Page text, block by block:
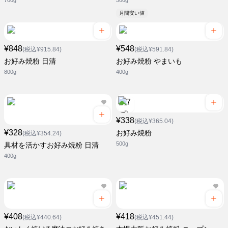
月間安い値
¥848(税込¥915.84)
お好み焼粉 日清
800g
¥548(税込¥591.84)
お好み焼粉 やまいも
400g
¥328(税込¥354.24)
具材を活かすお好み焼粉 日清
400g
¥338(税込¥365.04)
お好み焼粉
500g
¥408(税込¥440.64) ¥418(税込¥451.44)